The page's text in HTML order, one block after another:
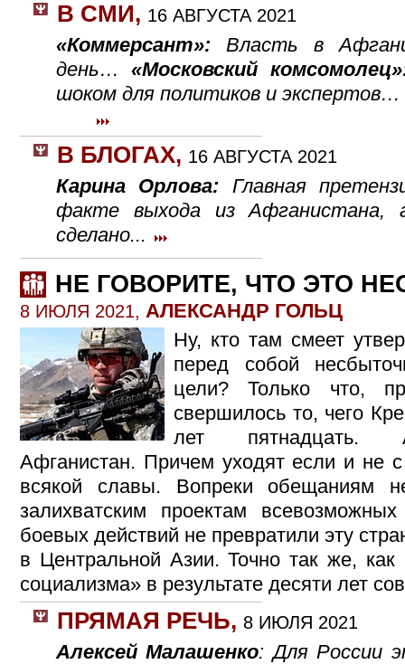
В СМИ, 16 АВГУСТА 2021
«Коммерсант»: Власть в
день…«Московский
шоком для политиков и экспертов…
В БЛОГАХ, 16 АВГУСТА 2021
Карина Орлова: Главная
факте выхода из
сделано...
НЕ ГОВОРИТЕ, ЧТО ЭТО
8 ИЮЛЯ 2021, АЛЕКСАНДР ГОЛЬЦ
Ну, кто там смеет
перед собой
цели? Только что,
свершилось то, чего
лет пятнадцать.
Афганистан. Причем уходят если и не
всякой славы. Вопреки обещаниям
залихватским проектам
боевых действий не превратили эту
в Центральной Азии. Точно так же,
социализма» в результате десяти лет
ПРЯМАЯ РЕЧЬ, 8 ИЮЛЯ 2021
Алексей Малашенко: Для России